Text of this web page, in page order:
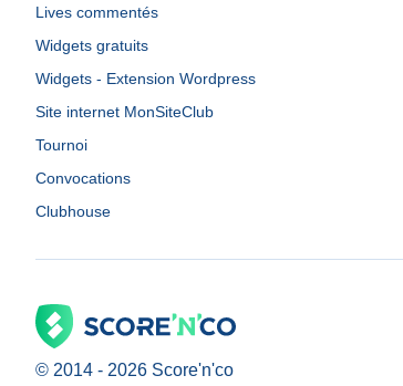
Lives commentés
Widgets gratuits
Widgets - Extension Wordpress
Site internet MonSiteClub
Tournoi
Convocations
Clubhouse
© 2014 - 2026 Score'n'co